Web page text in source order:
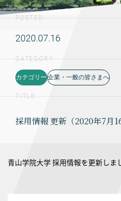
POSTED
2020.07.16
CATEGORY
カテゴリー 企業・一般の皆さまへ
TITLE
採用情報 更新（2020年7月
青山学院大学 採用情報を更新しま